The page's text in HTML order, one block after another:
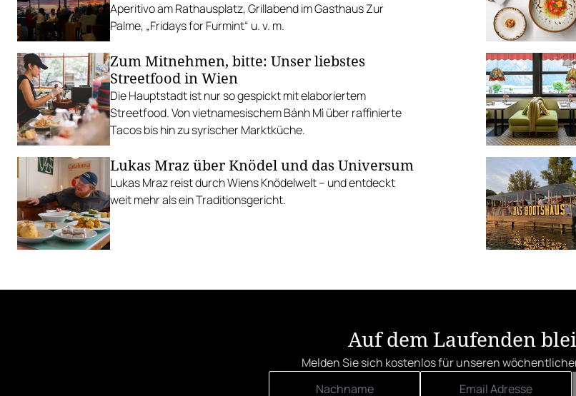
Aperitivo am Rathausplatz, Grillabend im Gasthaus Zur
Palme, „Fridays for Furmint“ u. v. m.
Zum Mitnehmen, bitte: Unser liebstes
Streetfood in Wien
Die Hauptstadt ist nur so gespickt mit elaboriertem
Streetfood. Von vietnamesischem Bánh Mì über raffinierte
Tacos bis hin zu syrischer Marktküche.
Lukas Mraz über Knödel und das Universum
Lukas Mraz reist durch Wiens Knödelwelt – und entdeckt
weit mehr als ein Traditionsgericht.
Auf dem Laufenden
Melden Sie sich kostenlos für unseren